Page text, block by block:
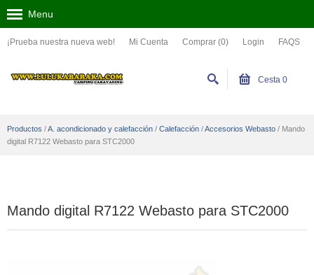
¡Prueba nuestra nueva web! Mi Cuenta Comprar (0) Login FAQS
Menu
Cesta 0
Productos /A. acondicionado y calefacción / Calefacción /Accesorios Webasto / Mando
digital R7122 Webasto para STC2000
Mando digital R7122 Webasto para STC2000